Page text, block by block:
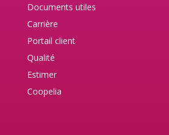
Documents utiles
Carrière
Portail client
Qualité
Estimer
Coopelia